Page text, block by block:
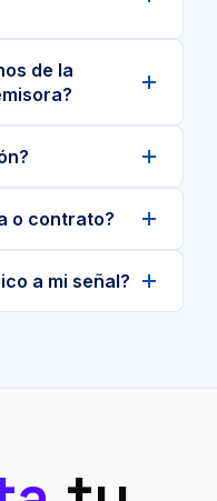
de la
o contrato?
a mi señal?